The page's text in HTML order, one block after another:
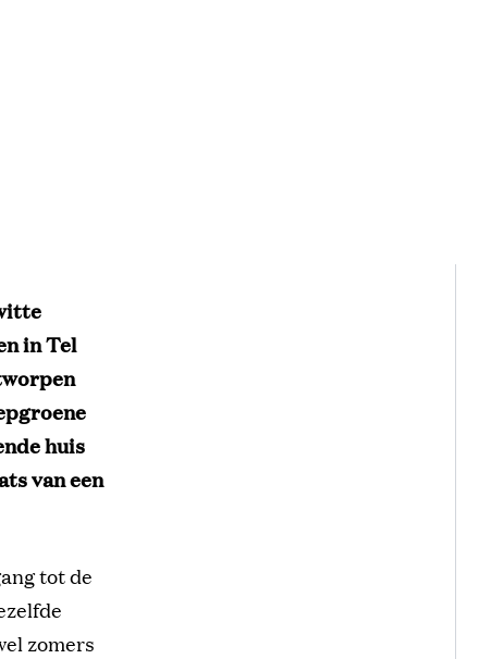
in Tel
huis
van een
tot de
zomers